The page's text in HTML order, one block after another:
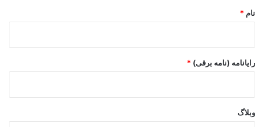
نام *
رایانامه (نامه برقی) *
وبلاگ